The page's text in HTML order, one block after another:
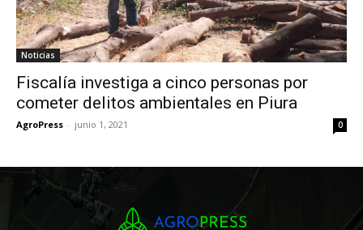
Noticias
Fiscalía investiga a cinco personas por
cometer delitos ambientales en Piura
AgroPress - junio 1, 2021 0